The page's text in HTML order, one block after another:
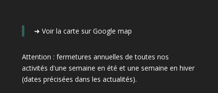
➜ Voir la carte sur Google map
Attention : fermetures annuelles de toutes nos
activités d'une semaine en été et une semaine en hiver
(dates précisées dans les actualités).